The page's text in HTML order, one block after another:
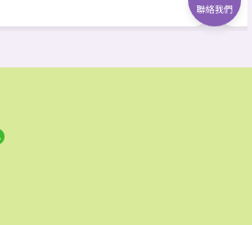
聯絡我們